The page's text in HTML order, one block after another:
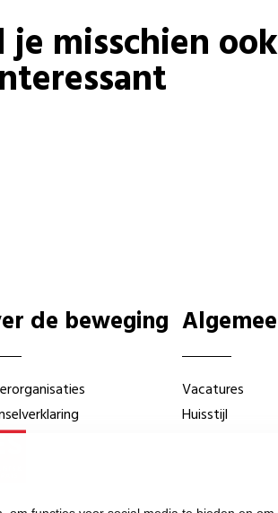
misschien ook
de beweging
Vacatures
Huisstijl